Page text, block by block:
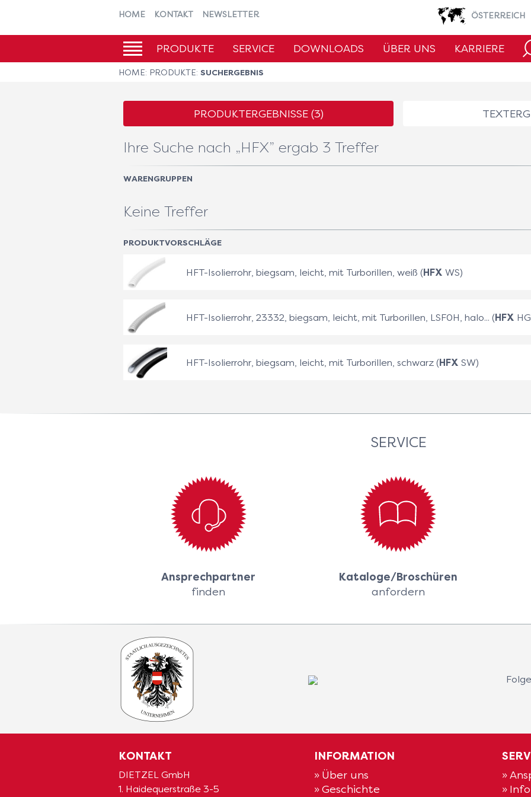
HOME KONTAKT NEWSLETTER ÖSTERREICH
PRODUKTE SERVICE DOWNLOADS ÜBER UNS KARRIERE
HOME: PRODUKTE: SUCHERGEBNIS
PRODUKTERGEBNISSE (3)
Ihre Suche nach „HFX” ergab 3 Treffer
WARENGRUPPEN
Keine Treffer
PRODUKTVORSCHLÄGE
HFT-Isolierrohr, biegsam, leicht, mit Turborillen, weiß (HFX WS)
HFT-Isolierrohr, 23332, biegsam, leicht, mit Turborillen, LSF0H, halo... (HFX
HFT-Isolierrohr, biegsam, leicht, mit Turborillen, schwarz (HFX SW)
SERVICE
Ansprechpartner
finden
Kataloge/Broschüren
anfordern
KONTAKT
DIETZEL GmbH
1. Haidequerstraße 3-5
INFORMATION
Über uns
Geschichte